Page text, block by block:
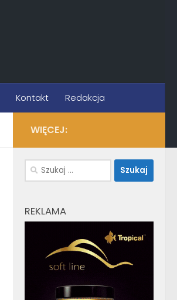
Kontakt Redakcja
WIĘCEJ:
Szukaj:
REKLAMA